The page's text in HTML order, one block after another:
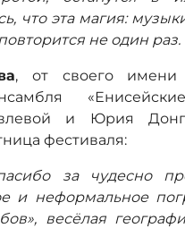
что эта магия:
не один раз.
, от своего
и Юрия
фестиваля:
за чудесно
и неформальное
весёлая